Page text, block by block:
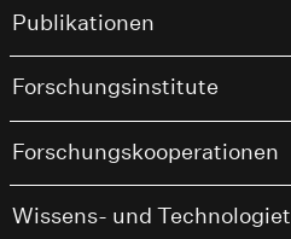
Publikationen
Forschungsinstitute
Forschungskooperationen
Wissens- und